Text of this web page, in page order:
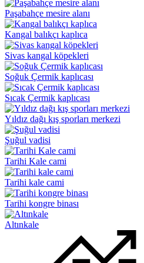
Paşabahçe mesire alanı
Kangal balıkçı kaplıca
Sivas kangal köpekleri
Soğuk Çermik kaplıcası
Sıcak Çermik kaplıcası
Yıldız dağı kış sporları merkezi
Şuğul vadisi
Tarihi Kale cami
Tarihi kale cami
Tarihi kongre binası
Altınkale